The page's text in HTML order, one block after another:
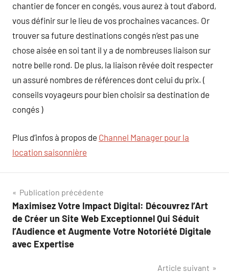
chantier de foncer en congés, vous aurez à tout d’abord,
vous définir sur le lieu de vos prochaines vacances. Or
trouver sa future destinations congés n’est pas une
chose aisée en soi tant il y a de nombreuses liaison sur
notre belle rond. De plus, la liaison rêvée doit respecter
un assuré nombres de références dont celui du prix. (
conseils voyageurs pour bien choisir sa destination de
congés )
Plus d’infos à propos de Channel Manager pour la
location saisonnière
Navigation
de
l’article
Publication précédente
Maximisez Votre Impact Digital: Découvrez l’Art
de Créer un Site Web Exceptionnel Qui Séduit
l’Audience et Augmente Votre Notoriété Digitale
avec Expertise
Article suivant